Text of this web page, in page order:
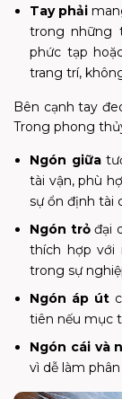
Tay phải
trong những
phức tạp
trang trí,
Bên cạnh tay
Trong phong
Ngón giữa
tài vận, phù
sự ổn định tài
Ngón trỏđại
thích hợp với
trong sự
Ngón áp út
tiên nếu mục
Ngón cái và
vì dễ làm